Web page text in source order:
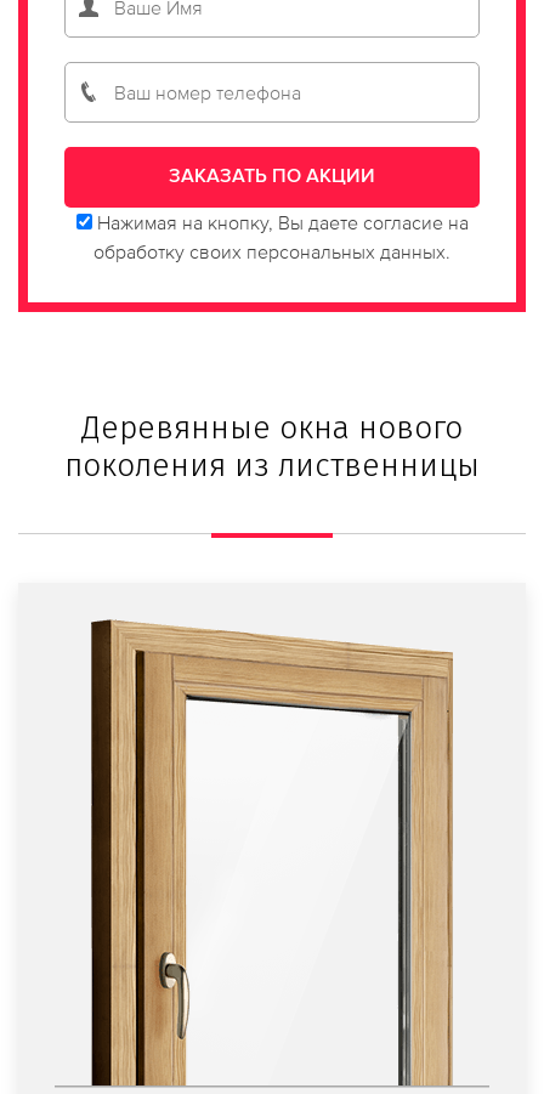
Нажимая на кнопку, Вы даете согласие на
обработку своих персональных данных.
Деревянные окна нового
поколения из лиственницы